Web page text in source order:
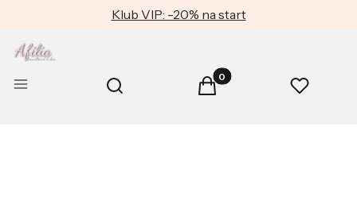
Klub VIP: -20% na start
Menu Otwórz wyszukiwarkę
Szukaj Produkty w koszyku: 0.
Koszyk Ulubione